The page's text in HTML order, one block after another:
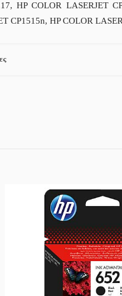
HP COLOR LASERJET
CP1515n, HP COLOR